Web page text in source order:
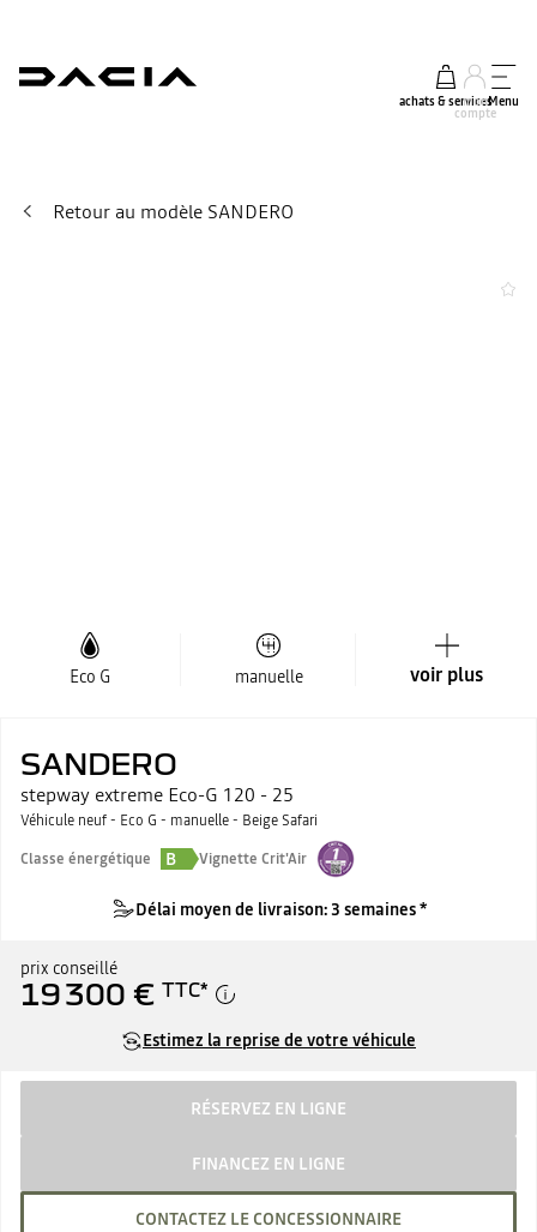
achats & services
mon
compte
Menu
Retour au modèle SANDERO
Eco G manuelle voir plus
SANDERO
stepway extreme Eco-G 120 - 25
Véhicule neuf - Eco G - manuelle - Beige Safari
Classe énergétique
B Vignette Crit'Air
Délai moyen de livraison: 3 semaines *
prix conseillé
19 300 € TTC*
Estimez la reprise de votre véhicule
RÉSERVEZ EN LIGNE
FINANCEZ EN LIGNE
CONTACTEZ LE CONCESSIONNAIRE